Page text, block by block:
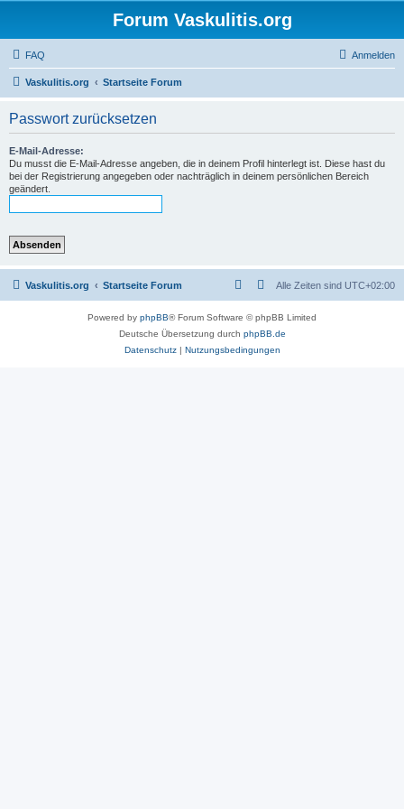
Forum Vaskulitis.org
FAQ Anmelden
Vaskulitis.org Startseite Forum
Passwort zurücksetzen
E-Mail-Adresse:
Du musst die E-Mail-Adresse angeben, die in deinem Profil hinterlegt ist. Diese hast du
bei der Registrierung angegeben oder nachträglich in deinem persönlichen Bereich
geändert.
Vaskulitis.org Startseite Forum Alle Zeiten sind UTC+02:00
Powered by phpBB® Forum Software © phpBB Limited
Deutsche Übersetzung durch phpBB.de
Datenschutz| Nutzungsbedingungen